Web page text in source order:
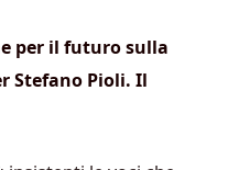
per il futuro sulla
Stefano Pioli. Il